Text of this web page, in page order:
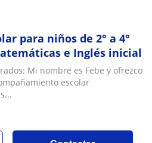
para niños de 2° a 4°
e Inglés inicial
Mi nombre es Febe y ofrezco
escolar